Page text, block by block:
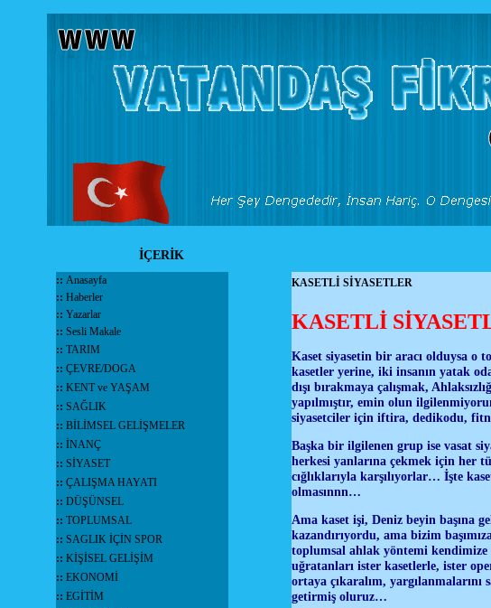
İÇERİK
:: Anasayfa
:: Haberler
:: Yazarlar
:: Sesli Makale
:: TARIM
:: ÇEVRE/DOGA
:: KENT ve YAŞAM
:: SAĞLIK
:: BİLİMSEL GELİŞMELER
:: İNANÇ
:: SİYASET
:: ÇALIŞMA HAYATI
:: DÜŞÜNSEL
:: TOPLUMSAL
:: SAGLIK İÇİN SPOR
:: KİŞİSEL GELİŞİM
:: EKONOMİ
:: EGİTİM
KASETLİ SİYASETLER
KASETLİ
Kaset siyasetin bir aracı olduysa o
kasetler yerine, iki insanın yatak
dışı bırakmaya çalışmak,
yapılmıştır, emin olun
siyasetciler için iftira, dedikodu,
Başka bir ilgilenen grup ise vasat
herkesi yanlarına çekmek için her
cığlıklarıyla karşılıyorlar… İşte
olmasınnn…
Ama kaset işi, Deniz beyin başına
kazandırıyordu, ama bizim
toplumsal ahlak yöntemi
uğratanları ister kasetlerle, ister
ortaya çıkaralım,
getirmiş oluruz…